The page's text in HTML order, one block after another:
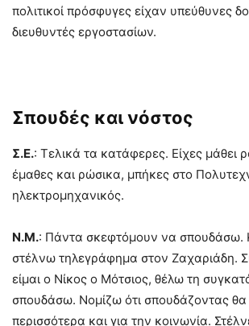
πολιτικοί πρόσφυγες είχαν υπεύθυνες
διευθυντές εργοστασίων.
Σπουδές και νόστος
Σ.Ε.: Τελικά τα κατάφερες. Είχες μάθει
έμαθες και ρώσικα, μπήκες στο
ηλεκτρομηχανικός.
Ν.Μ.: Πάντα σκεφτόμουν να σπουδάσω.
στέλνω τηλεγράφημα στον Ζαχαριάδη.
είμαι ο Νίκος ο Μότσιος, θέλω τη
σπουδάσω. Νομίζω ότι σπουδάζοντας
περισσότερα και για την κοινωνία.